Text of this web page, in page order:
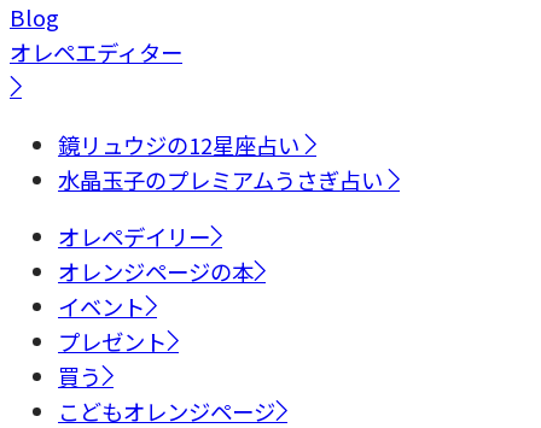
Blog
オレペエディター
鏡リュウジの12星座占い
水晶玉子のプレミアムうさぎ占い
オレペデイリー
オレンジページの本
イベント
プレゼント
買う
こどもオレンジページ